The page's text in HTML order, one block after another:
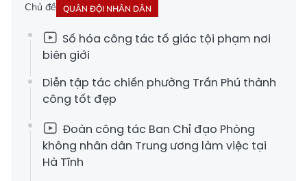
Chủ đề QUÂN ĐỘI NHÂN DÂN
Số hóa công tác tố giác tội phạm nơi
biên giới
Diễn tập tác chiến phường Trần Phú thành
công tốt đẹp
Đoàn công tác Ban Chỉ đạo Phòng
không nhân dân Trung ương làm việc tại
Hà Tĩnh